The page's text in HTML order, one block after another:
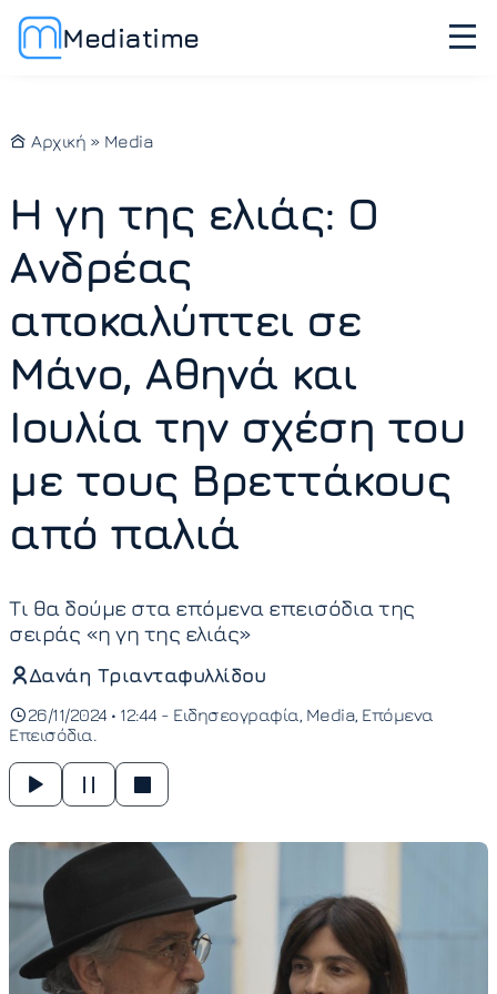
Mediatime
Αρχική » Media
Η γη της ελιάς: Ο
Ανδρέας
αποκαλύπτει σε
Μάνο, Αθηνά και
Ιουλία την σχέση του
με τους Βρεττάκους
από παλιά
Τι θα δούμε στα επόμενα επεισόδια της
σειράς «η γη της ελιάς»
Δανάη Τριανταφυλλίδου
26/11/2024 • 12:44 - Ειδησεογραφία Media Επόμενα
Επεισόδια